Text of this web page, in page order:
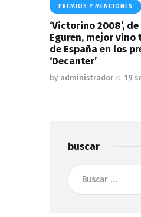
PREMIOS Y MENCIONES
‘Victorino 2008’,
Eguren, mejor
de España en los
‘Decanter’
by administrador 19
buscar
Buscar: